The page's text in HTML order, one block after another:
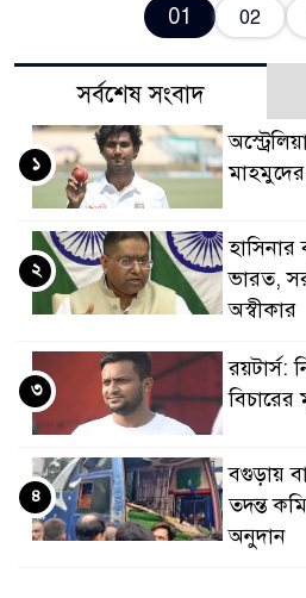
01 02
সর্বশেষ সংবাদ
১
হাসিনার
ভারত,
অস্বীকার
২
রয়টার্স:
৩
বগুড়ায়
তদন্ত
অনুদান
৪